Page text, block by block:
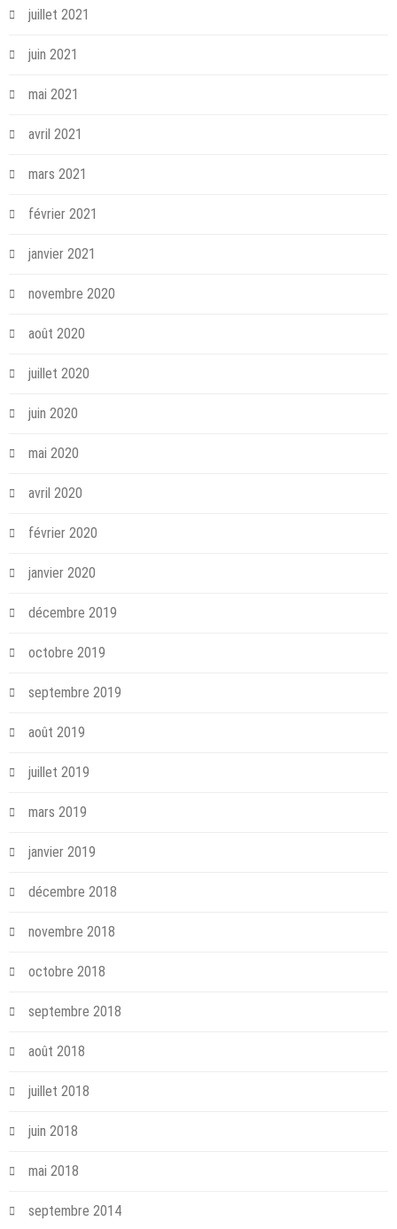
juillet 2021
juin 2021
mai 2021
avril 2021
mars 2021
février 2021
janvier 2021
novembre 2020
août 2020
juillet 2020
juin 2020
mai 2020
avril 2020
février 2020
janvier 2020
décembre 2019
octobre 2019
septembre 2019
août 2019
juillet 2019
mars 2019
janvier 2019
décembre 2018
novembre 2018
octobre 2018
septembre 2018
août 2018
juillet 2018
juin 2018
mai 2018
septembre 2014